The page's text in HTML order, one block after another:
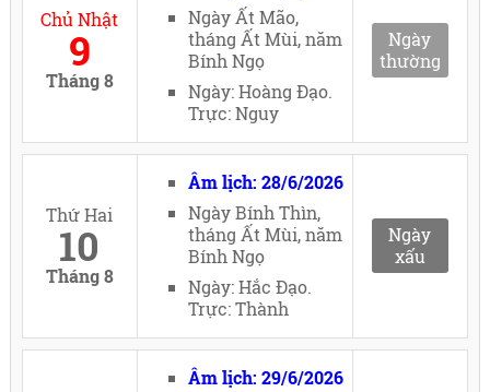
Chủ Nhật
9
Tháng 8
Ngày Ất Mão,
tháng Ất Mùi, năm
Bính Ngọ
Ngày: Hoàng Đạo.
Trực: Nguy
Ngày
thường
Thứ Hai
10
Tháng 8
Âm lịch: 28/6/2026
Ngày Bính Thìn,
tháng Ất Mùi, năm
Bính Ngọ
Ngày: Hắc Đạo.
Trực: Thành
Ngày
xấu
Âm lịch: 29/6/2026